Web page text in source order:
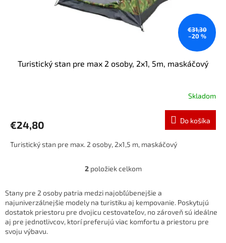
€31,30
–20 %
Turistický stan pre max 2 osoby, 2x1, 5m, maskáčový
Skladom
€24,80 Do košíka
Turistický stan pre max. 2 osoby, 2x1,5 m, maskáčový
O
l
á
d
a
2položiek celkom
Stany pre 2 osoby patria medzi najobľúbenejšie a
najuniverzálnejšie modely na turistiku aj kempovanie. Poskytujú
dostatok priestoru pre dvojicu cestovateľov, no zároveň sú ideálne
aj pre jednotlivcov, ktorí preferujú viac komfortu a priestoru pre
svoju výbavu.